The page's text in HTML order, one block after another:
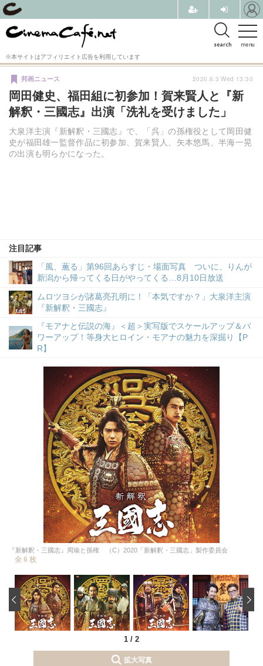
menu
search
※本サイトはアフィリエイト広告を利用しています
岡田健史、福田組に初参加！賀来賢人と『新
解釈・三國志』出演「洗礼を受けました」
大泉洋主演『新解釈・三國志』で、「呉」の孫権役として岡田健
史が福田雄一監督作品に初参加、賀来賢人、矢本悠馬、半海一晃
の出演も明らかになった。
邦画ニュース
注目記事
「風、薫る」第96回あらすじ・場面写真 ついに、りんが
新潟から帰ってくる日がやってくる…8月10日放送
ムロツヨシが諸葛亮孔明に！「本気ですか？」大泉洋主演
『新解釈・三國志』
『モアナと伝説の海』＜超＞実写版でスケールアップ＆パ
ワーアップ！等身大ヒロイン・モアナの魅力を深掘り【P
R】
2020.6.3 Wed 13:30
『新解釈・三國志』周瑜と孫権 （C）2020「新解釈・三國志」製作委員会
全 6 枚
1 / 2
‹
拡大写真